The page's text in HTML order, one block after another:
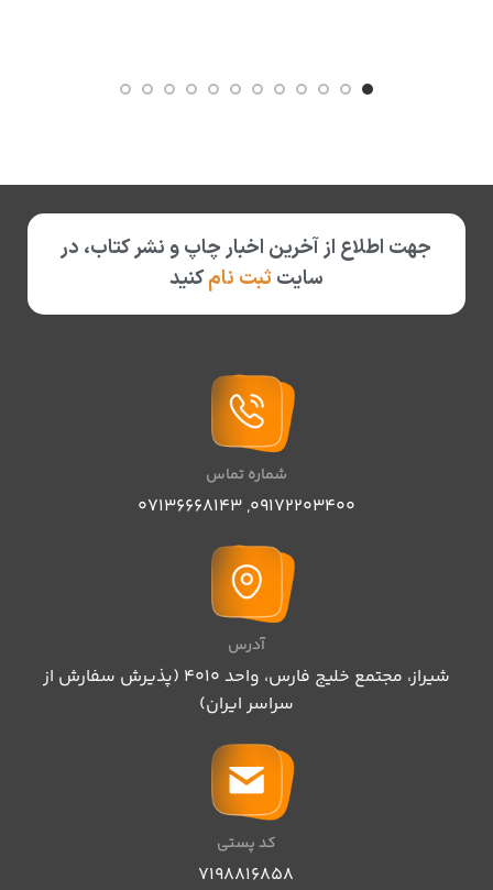
جهت اطلاع از آخرین اخبار چاپ و نشر کتاب، در
سایت ثبت نامکنید
شماره تماس
09172203400
,
07136668143
آدرس
شیراز، مجتمع خلیج فارس، واحد ۴۰۱۰ (پذیرش سفارش از
سراسر ایران)
کد پستی
۷۱۹۸۸۱۶۸۵۸